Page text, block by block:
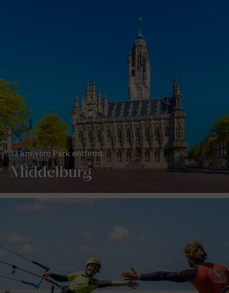
Middelburg
13 km vom Park entfernt